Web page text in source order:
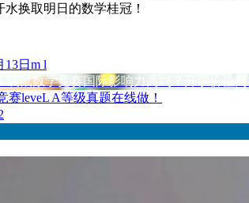
换取明日的数学桂冠！
13日 作
者
m l
袋鼠数学竞赛国际影响力高吗？升学价值
赛leveL A等级真题在线做！